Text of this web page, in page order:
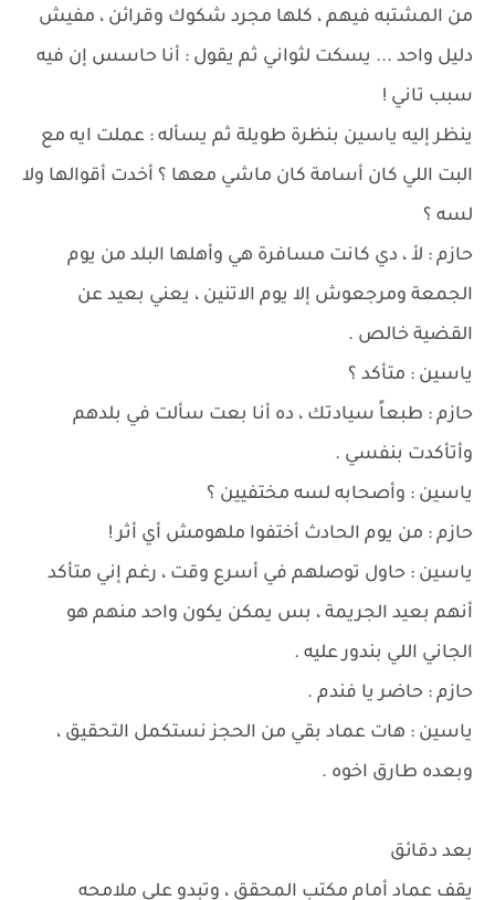
من المشتبه فيهم ، كلها مجرد شكوك وقرائن ، مفيش
دليل واحد ... يسكت لثواني ثم يقول : أنا حاسس إن فيه
سبب تاني !
ينظر إليه ياسين بنظرة طويلة ثم يسأله : عملت ايه مع
البت اللي كان أسامة كان ماشي معها ؟ أخدت أقوالها ولا
لسه ؟
حازم : لأ ، دي كانت مسافرة هي وأهلها البلد من يوم
الجمعة ومرجعوش إلا يوم الاتنين ، يعني بعيد عن
القضية خالص .
ياسين : متأكد ؟
حازم : طبعاً سيادتك ، ده أنا بعت سألت في بلدهم
وأتأكدت بنفسي .
ياسين : وأصحابه لسه مختفيين ؟
حازم : من يوم الحادث أختفوا ملهومش أي أثر !
ياسين : حاول توصلهم في أسرع وقت ، رغم إني متأكد
أنهم بعيد الجريمة ، بس يمكن يكون واحد منهم هو
الجاني اللي بندور عليه .
حازم : حاضر يا فندم .
ياسين : هات عماد بقي من الحجز نستكمل التحقيق ،
وبعده طارق اخوه .
بعد دقائق
يقف عماد أمام مكتب المحقق ، وتبدو علي ملامحه